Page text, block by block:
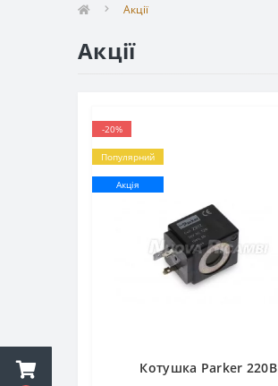
Акції
Акції
-20%
Популярний
Акція
Котушка Parker 220В